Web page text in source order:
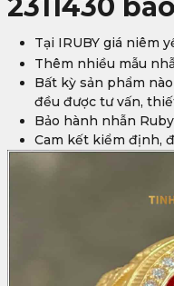
2311430
Tại IRUBY giá niêm
Thêm nhiều mẫu
Bất kỳ sản phẩm
đều được tư vấn,
Bảo hành nhẫn
Cam kết kiểm định,